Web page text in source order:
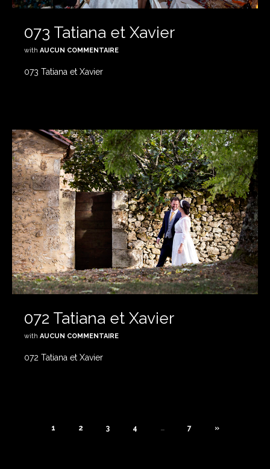
073 Tatiana et Xavier
with AUCUN COMMENTAIRE
073 Tatiana et Xavier
072 Tatiana et Xavier
with AUCUN COMMENTAIRE
072 Tatiana et Xavier
1 2 3 4 … 7 »